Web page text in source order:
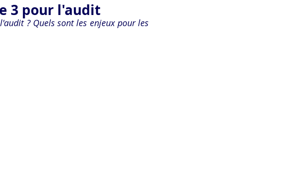
3 pour l'audit
? Quels sont les enjeux pour les